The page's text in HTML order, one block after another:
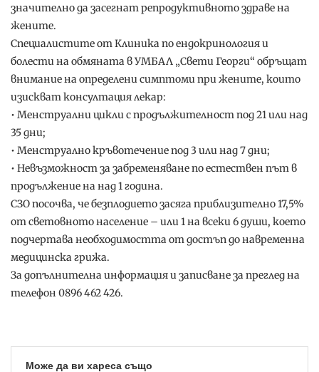
значително да засегнат репродуктивното здраве на
жените.
Специалистите от Клиника по ендокринология и
болести на обмяната в УМБАЛ „Свети Георги“ обръщат
внимание на определени симптоми при жените, които
изискват консултация лекар:
• Менструални цикли с продължителност под 21 или над
35 дни;
• Менструално кръвотечение под 3 или над 7 дни;
• Невъзможност за забременяване по естествен път в
продължение на над 1 година.
СЗО посочва, че безплодието засяга приблизително 17,5%
от световното население – или 1 на всеки 6 души, което
подчертава необходимостта от достъп до навременна
медицинска грижа.
За допълнителна информация и записване за преглед на
телефон 0896 462 426.
Може да ви хареса също